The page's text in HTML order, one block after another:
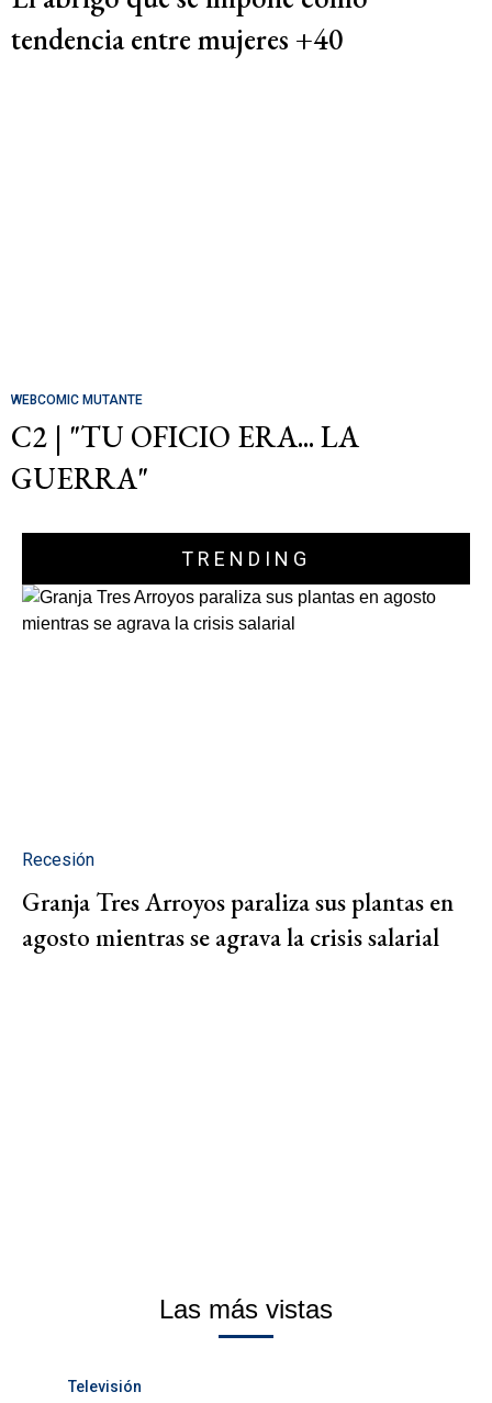
tendencia entre mujeres +40
WEBCOMIC MUTANTE
C2 | "TU OFICIO ERA... LA
GUERRA"
TRENDING
Recesión
Granja Tres Arroyos paraliza sus plantas en
agosto mientras se agrava la crisis salarial
Las más vistas
Televisión